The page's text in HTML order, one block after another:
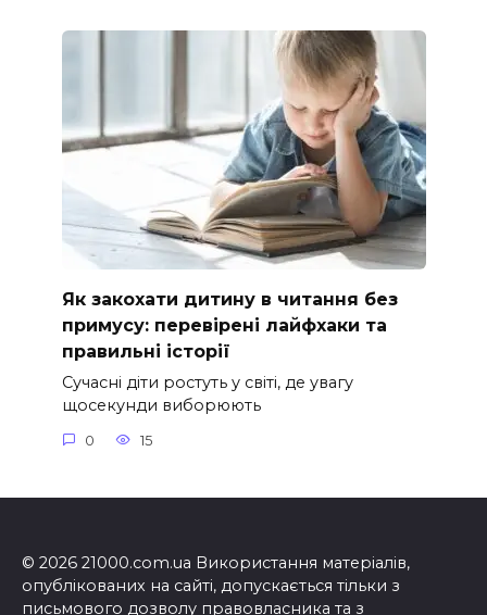
Як закохати дитину в читання без
примусу: перевірені лайфхаки та
правильні історії
Сучасні діти ростуть у світі, де увагу
щосекунди виборюють
0 15
© 2026 21000.com.ua Використання матеріалів,
опублікованих на сайті, допускається тільки з
письмового дозволу правовласника та з